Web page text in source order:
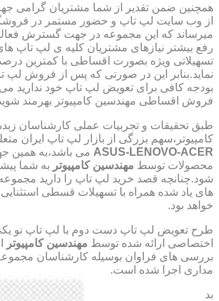
همچنین ضمن تقدیر از شما مشتریان گرامی
از وب سایت لپ تاپ و حضور مستمر در
میرساند که این مجموعه در جهت گسترش
رفع بیشتر نیازهای مشتریان کلیه ی لپ تاپ
تسهیلاتی ویژه بصورت اقساطی با کمترین
نماید.بنابر این در صورتی که پس از فروش
بودجه کافی برای تعویض لپ تاپ خود ندارید می
فروش اقساطی مهندسین کامپیوتر بهرمند
طبق تحقیقات و تجربیات عملی کارشناسان
کامپیوتر،سهم بزرگی از بازار لپ تاپ ایران
ASUS-LENOVO-ACER می باشد،به همین
محصولات توسط مهندسین کامپیوتر به شما
شود.چنانچه قصد خرید لپ تاپ را دارید
های یاد شده همراه با تسهیلات قسطی
خواهد بود.
طرح تعویض لپ تاپ دست دوم با لپ تاپ نو
اختصاصی ارائه شده توسط مهندسین کامپیوتر
بررسی های فراوان بوسیله کارشناسان
مداری اجرا شده است.
بد